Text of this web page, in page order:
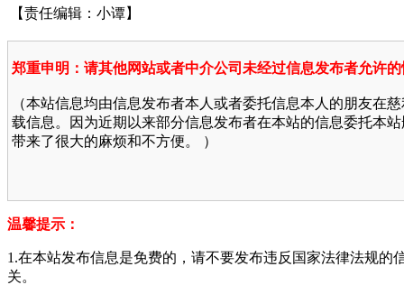
【责任编辑：小谭】
郑重申明：请其他网站或者中介公司未经过信息发布者允许
（本站信息均由信息发布者本人或者委托信息本人的朋友在
载信息。因为近期以来部分信息发布者在本站的信息委托本
带来了很大的麻烦和不方便。 ）
温馨提示：
1.在本站发布信息是免费的，请不要发布违反国家法律法规
关。